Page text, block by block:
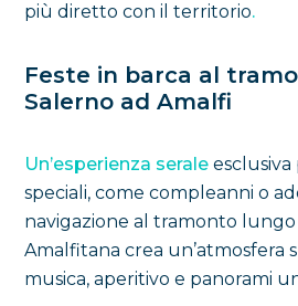
più diretto con il territorio.
Feste in barca al
Salerno ad Amalfi
Un’esperienza serale
speciali, come compleanni o
navigazione al tramonto lungo
Amalfitana crea un’atmosfera
musica, aperitivo e panorami